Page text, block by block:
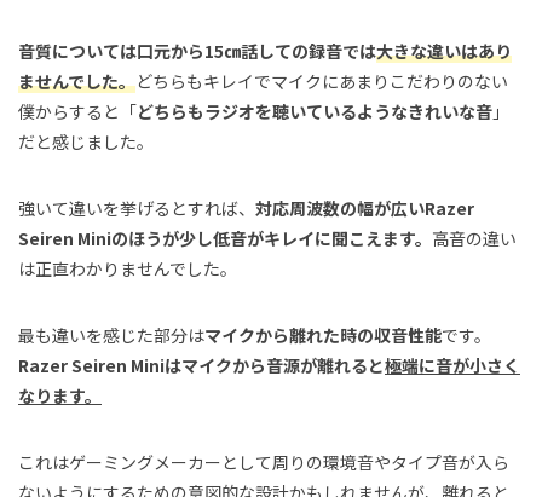
音質については口元から15㎝話しての録音では大きな違いはあり
ませんでした。どちらもキレイでマイクにあまりこだわりのない
僕からすると「どちらもラジオを聴いているようなきれいな音 」
だと感じました。
強いて違いを挙げるとすれば、 対応周波数の幅が広いRazer
Seiren Miniのほうが少し低音がキレイに聞こえます。 高音の違い
は正直わかりませんでした。
最も違いを感じた部分はマイクから離れた時の収音性能です。
Razer Seiren Miniはマイクから音源が離れると極端に音が小さく
なります。
これはゲーミングメーカーとして周りの環境音やタイプ音が入ら
ないようにするための意図的な設計かもしれませんが、離れると